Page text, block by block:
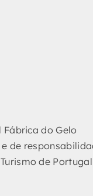
do Gelo
de
de